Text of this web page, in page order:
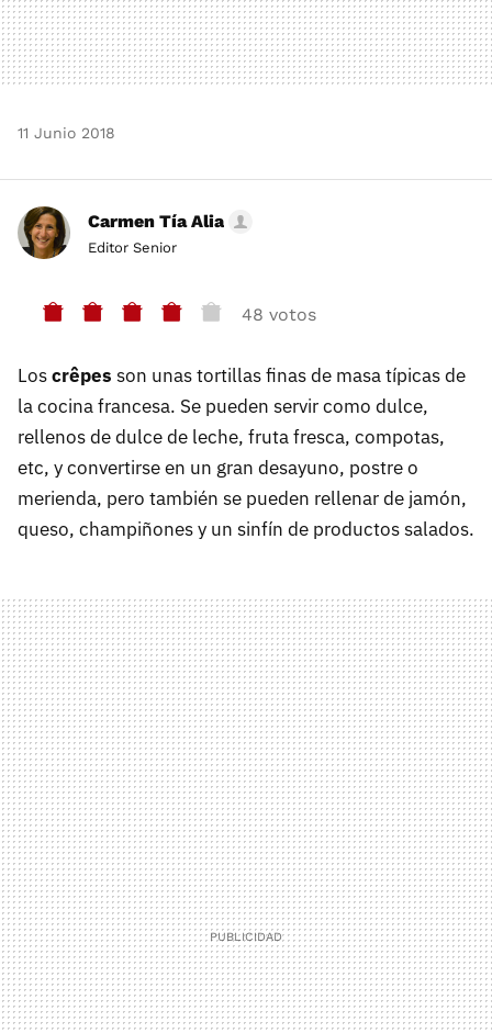
11 Junio 2018
Carmen Tía Alia
Editor Senior
48 votos
Loscrêpes son unas tortillas finas de masa típicas de
la cocina francesa. Se pueden servir como dulce,
rellenos de dulce de leche, fruta fresca, compotas,
etc, y convertirse en un gran desayuno, postre o
merienda, pero también se pueden rellenar de jamón,
queso, champiñones y un sinfín de productos salados.